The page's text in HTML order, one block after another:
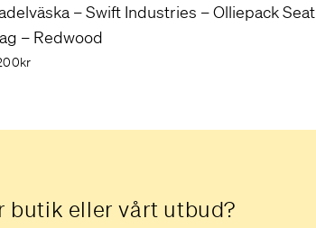
– Swift Industries – Olliepack Seat
– Redwood
butik eller vårt utbud?